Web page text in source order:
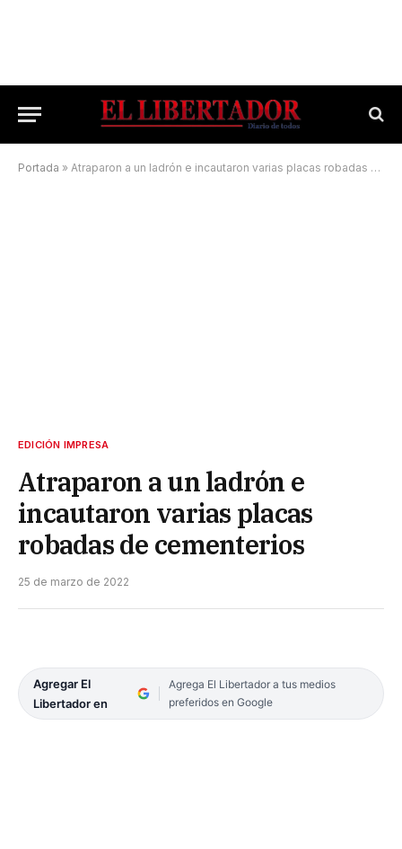
Portada » Atraparon a un ladrón e incautaron varias placas robadas de cementerios
EDICIÓN IMPRESA
Atraparon a un ladrón e
incautaron varias placas
robadas de cementerios
25 de marzo de 2022
Agregar El
Libertador en
Agrega El Libertador a tus medios
preferidos en Google